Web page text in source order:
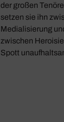
der großen
setzen sie ihn
Medialisierung
zwischen
Spott